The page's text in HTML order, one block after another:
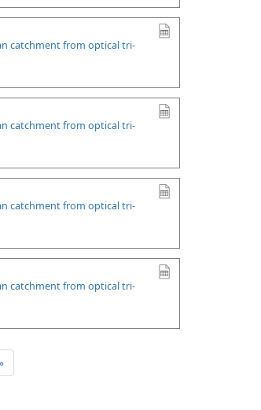
catchment from optical tri-
catchment from optical tri-
catchment from optical tri-
catchment from optical tri-